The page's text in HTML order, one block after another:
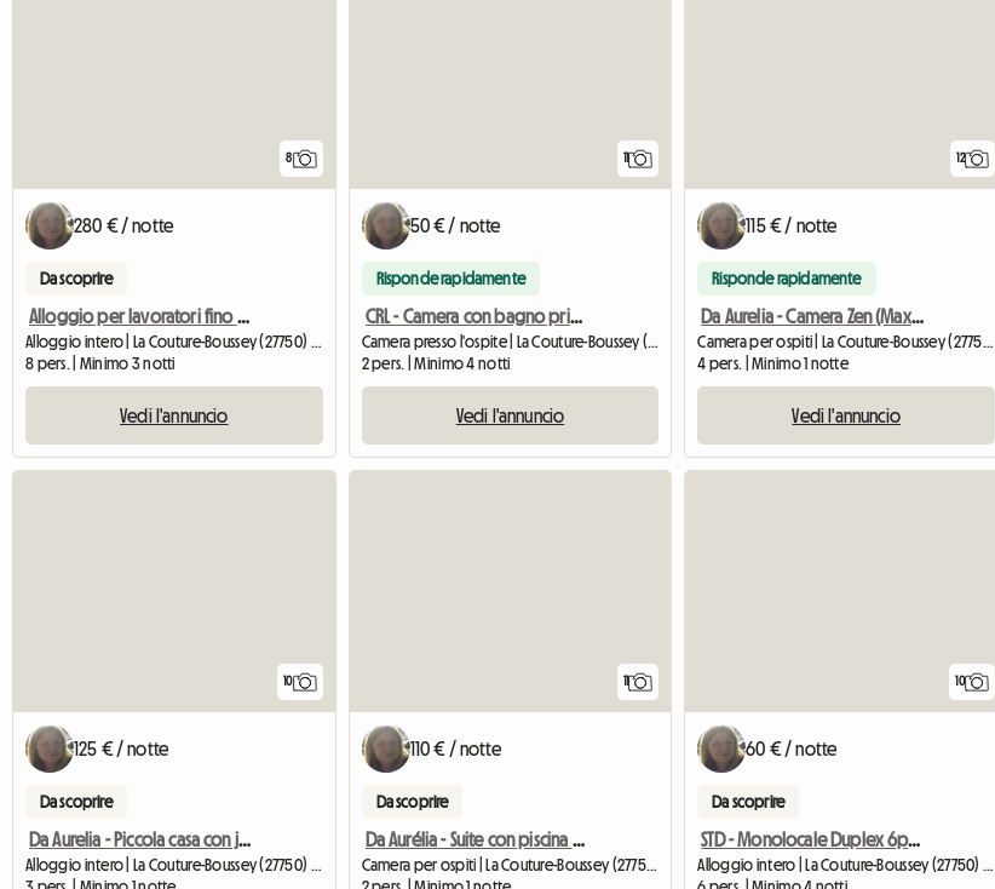
8
280 € / notte
Da scoprire
Alloggio per lavoratori fino a 7 persone (dalla domenica sera al venerdì mattina)
8 pers. | Minimo 3 notti
Vedi l'annuncio
11
50 € / notte
Risponde rapidamente
CRL - Camera con bagno privato (da domenica sera a venerdì mattina)
2 pers. | Minimo 4 notti
Vedi l'annuncio
12
115 € / notte
Risponde rapidamente
Da Aurelia - Camera Zen (Max 4 persone) con piscina stagionale
4 pers. | Minimo 1 notte
Vedi l'annuncio
10
125 € / notte
Da scoprire
Da Aurelia - Piccola casa con jacuzzi privata
Alloggio intero | La Couture-Boussey (27750) | 12 M2
11
110 € / notte
Da scoprire
Da Aurélia - Suite con piscina stagionale
Camera per ospiti | La Couture-Boussey (27750) | 25 M2
10
60 € / notte
Da scoprire
STD - Monolocale Duplex 6p Max (da domenica sera a venerdì mattina)
Alloggio intero | La Couture-Boussey (27750) | 27 M2